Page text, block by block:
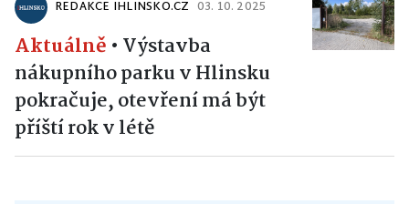
REDAKCE IHLINSKO.CZ 03. 10. 2025
Aktuálně • Výstavba
nákupního parku v Hlinsku
pokračuje, otevření má být
příští rok v létě